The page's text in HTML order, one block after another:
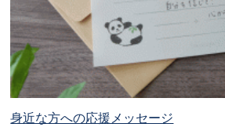
身近な方への応援メッセージ